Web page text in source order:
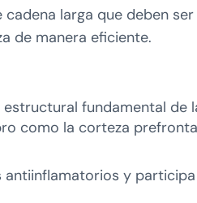
larga que deben
de manera eficiente.
fundamental de
como la corteza
y